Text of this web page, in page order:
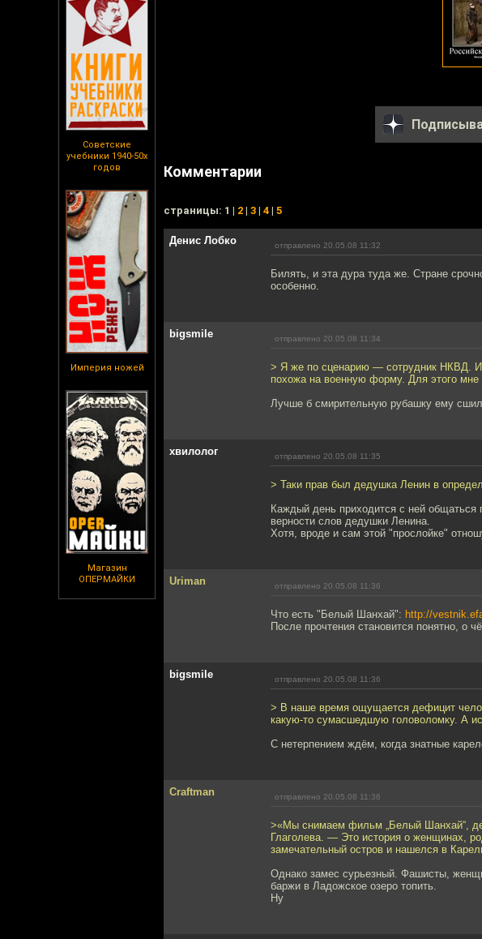
Советские
учебники 1940-50х
годов
Империя ножей
Магазин
ОПЕРМАЙКИ
Комментарии
cтраницы: 1 | 2 | 3 | 4 | 5
Денис Лобко отправлено 20.05.08 11:32
Билять, и эта дура туда же. Стране
особенно.
bigsmile отправлено 20.05.08 11:34
> Я же по сценарию — сотрудник НКВД.
похожа на военную форму. Для этого мне
Лучше б смирительную рубашку ему
хвилолог отправлено 20.05.08 11:35
> Таки прав был дедушка Ленин в
Каждый день приходится с ней
верности слов дедушки Ленина.
Хотя, вроде и сам этой "прослойке"
Uriman отправлено 20.05.08 11:36
Что есть "Белый Шанхай": http://
После прочтения становится понятно, о
bigsmile отправлено 20.05.08 11:36
> В наше время ощущается дефицит
какую-то сумасшедшую головоломку. А
С нетерпением ждём, когда знатные
Craftman отправлено 20.05.08 11:36
>«Мы снимаем фильм „Белый Шанхай“,
Глаголева. — Это история о женщинах,
замечательный остров и нашелся в
Однако замес сурьезный. Фашисты,
баржи в Ладожское озеро топить.
Ну